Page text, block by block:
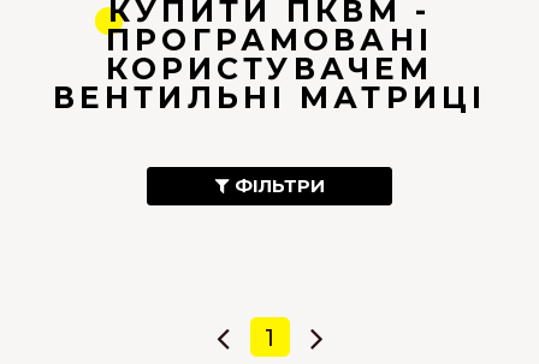
КУПИТИ ПКВМ -
ПРОГРАМОВАНІ
КОРИСТУВАЧЕМ
ВЕНТИЛЬНІ МАТРИЦІ
ФІЛЬТРИ
1